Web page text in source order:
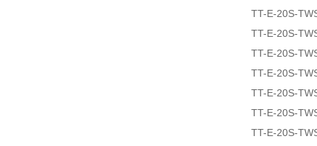
TT-E-20S-
TT-E-20S-
TT-E-20S-
TT-E-20S-
TT-E-20S-
TT-E-20S-
TT-E-20S-